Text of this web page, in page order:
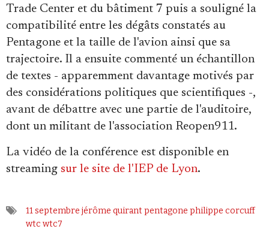
Trade Center et du bâtiment 7 puis a souligné la
compatibilité entre les dégâts constatés au
Pentagone et la taille de l'avion ainsi que sa
trajectoire. Il a ensuite commenté un échantillon
de textes - apparemment davantage motivés par
des considérations politiques que scientifiques -,
avant de débattre avec une partie de l'auditoire,
dont un militant de l'association Reopen911.
La vidéo de la conférence est disponible en
streaming sur le site de l'IEP de Lyon.
11 septembre jérôme quirantpentagone philippe corcuff
wtc wtc7